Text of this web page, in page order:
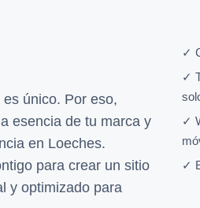
único. Por eso,
esencia de tu marca y
en Loeches.
para crear un sitio
y optimizado para
✓
✓
✓
✓